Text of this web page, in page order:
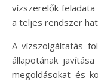
vízszerelők feladata
a teljes rendszer
A vízszolgáltatás
állapotának
megoldásokat és